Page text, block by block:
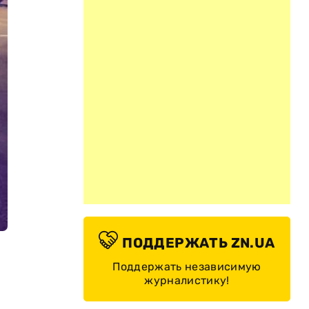
ПОДДЕРЖАТЬ ZN.UA
Поддержать независимую
журналистику!